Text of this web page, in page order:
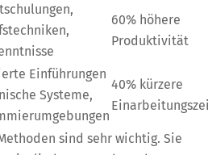
60% höhere
Produktivität
Einführungen
Systeme,
40% kürzere
sind sehr wichtig. Sie